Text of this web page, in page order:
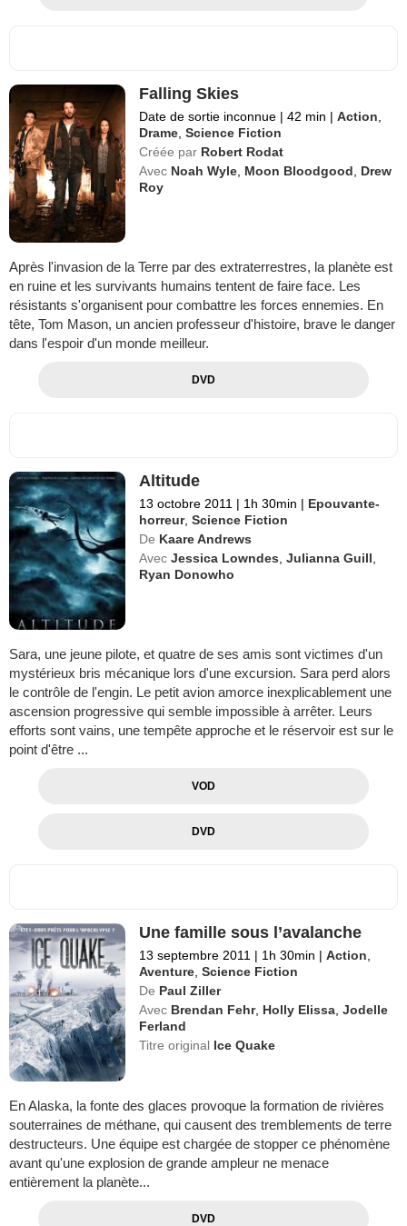
Falling Skies
Date de sortie inconnue | 42 min | Action
Drame ,Science Fiction
Créée par Robert Rodat
Avec Noah Wyle Moon Bloodgood
Drew
Roy
Après l'invasion de la Terre par des extraterrestres, la planète est
en ruine et les survivants humains tentent de faire face. Les
résistants s'organisent pour combattre les forces ennemies. En
tête, Tom Mason, un ancien professeur d'histoire, brave le danger
dans l'espoir d'un monde meilleur.
DVD
Altitude
13 octobre 2011 | 1h 30min | Epouvante-
horreur,Science Fiction
De Kaare Andrews
Avec Jessica Lowndes ,Julianna Guill
Ryan Donowho
Sara, une jeune pilote, et quatre de ses amis sont victimes d'un
mystérieux bris mécanique lors d'une excursion. Sara perd alors
le contrôle de l'engin. Le petit avion amorce inexplicablement une
ascension progressive qui semble impossible à arrêter. Leurs
efforts sont vains, une tempête approche et le réservoir est sur le
point d'être ...
VOD
DVD
Une famille sous l’avalanche
13 septembre 2011 | 1h 30min | Action
Aventure ,Science Fiction
De Paul Ziller
Avec Brendan Fehr, Holly Elissa ,Jodelle
Ferland
Titre original Ice Quake
En Alaska, la fonte des glaces provoque la formation de rivières
souterraines de méthane, qui causent des tremblements de terre
destructeurs. Une équipe est chargée de stopper ce phénomène
avant qu'une explosion de grande ampleur ne menace
entièrement la planète...
DVD